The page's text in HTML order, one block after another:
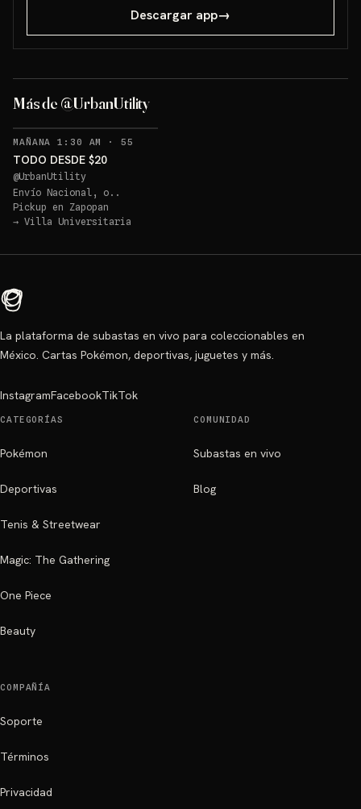
Descargar app→
Más de @UrbanUtility
MAÑANA 1:30 AM · 55
TODO DESDE $20
@UrbanUtility
Envío Nacional, o..
Pickup en Zapopan
→ Villa Universitaria
La plataforma de subastas en vivo para coleccionables en
México. Cartas Pokémon, deportivas, juguetes y más.
InstagramFacebookTikTok
CATEGORÍAS
Pokémon
Deportivas
Tenis & Streetwear
Magic: The Gathering
One Piece
Beauty
COMUNIDAD
Subastas en vivo
Blog
COMPAÑÍA
Soporte
Términos
Privacidad